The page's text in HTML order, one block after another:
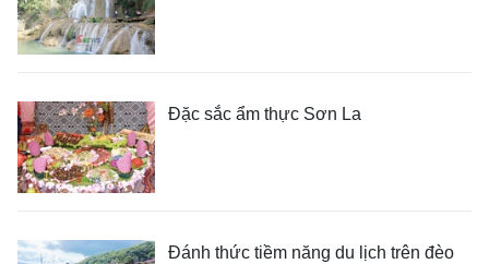
Đặc sắc ẩm thực Sơn La
Đánh thức tiềm năng du lịch trên đèo